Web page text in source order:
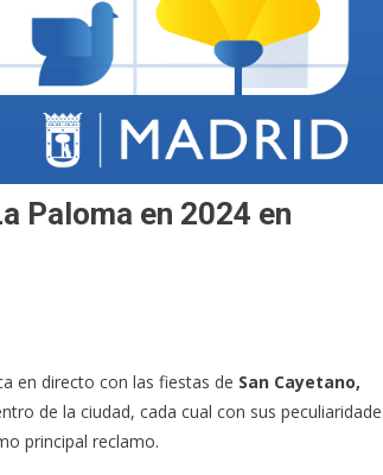
Paloma en 2024 en
en directo con las fiestas de San Cayetano,
de la ciudad, cada cual con sus
principal reclamo.